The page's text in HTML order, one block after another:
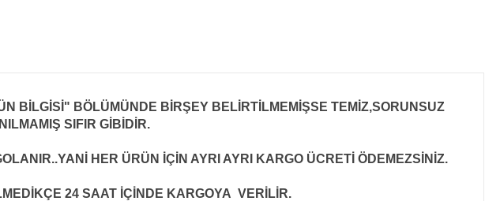
BİLGİSİ" BÖLÜMÜNDE BİRŞEY BELİRTİLMEMİŞSE TEMİZ,SORUNSUZ
SIFIR GİBİDİR.
HER ÜRÜN İÇİN AYRI AYRI KARGO ÜCRETİ ÖDEMEZSİNİZ.
24 SAAT İÇİNDE KARGOYA VERİLİR.